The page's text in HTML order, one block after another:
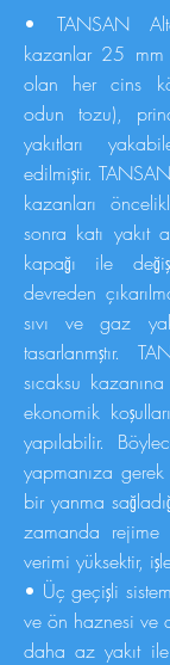
• TANSAN
kazanlar 25 mm
olan her cins
odun tozu),
yakıtları
edilmiştir.
kazanları
sonra katı yakıt
kapağı ile
devreden
sıvı ve gaz
tasarlanmştır.
sıcaksu
ekonomik
yapılabilir.
yapmanıza
bir yanma
zamanda rejime
verimi yüksektir,
• Üç geçişli
ve ön haznesi ve
daha az yakıt